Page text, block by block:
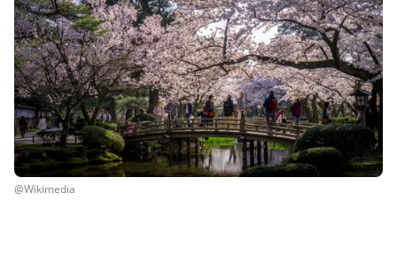
@Wikimedia